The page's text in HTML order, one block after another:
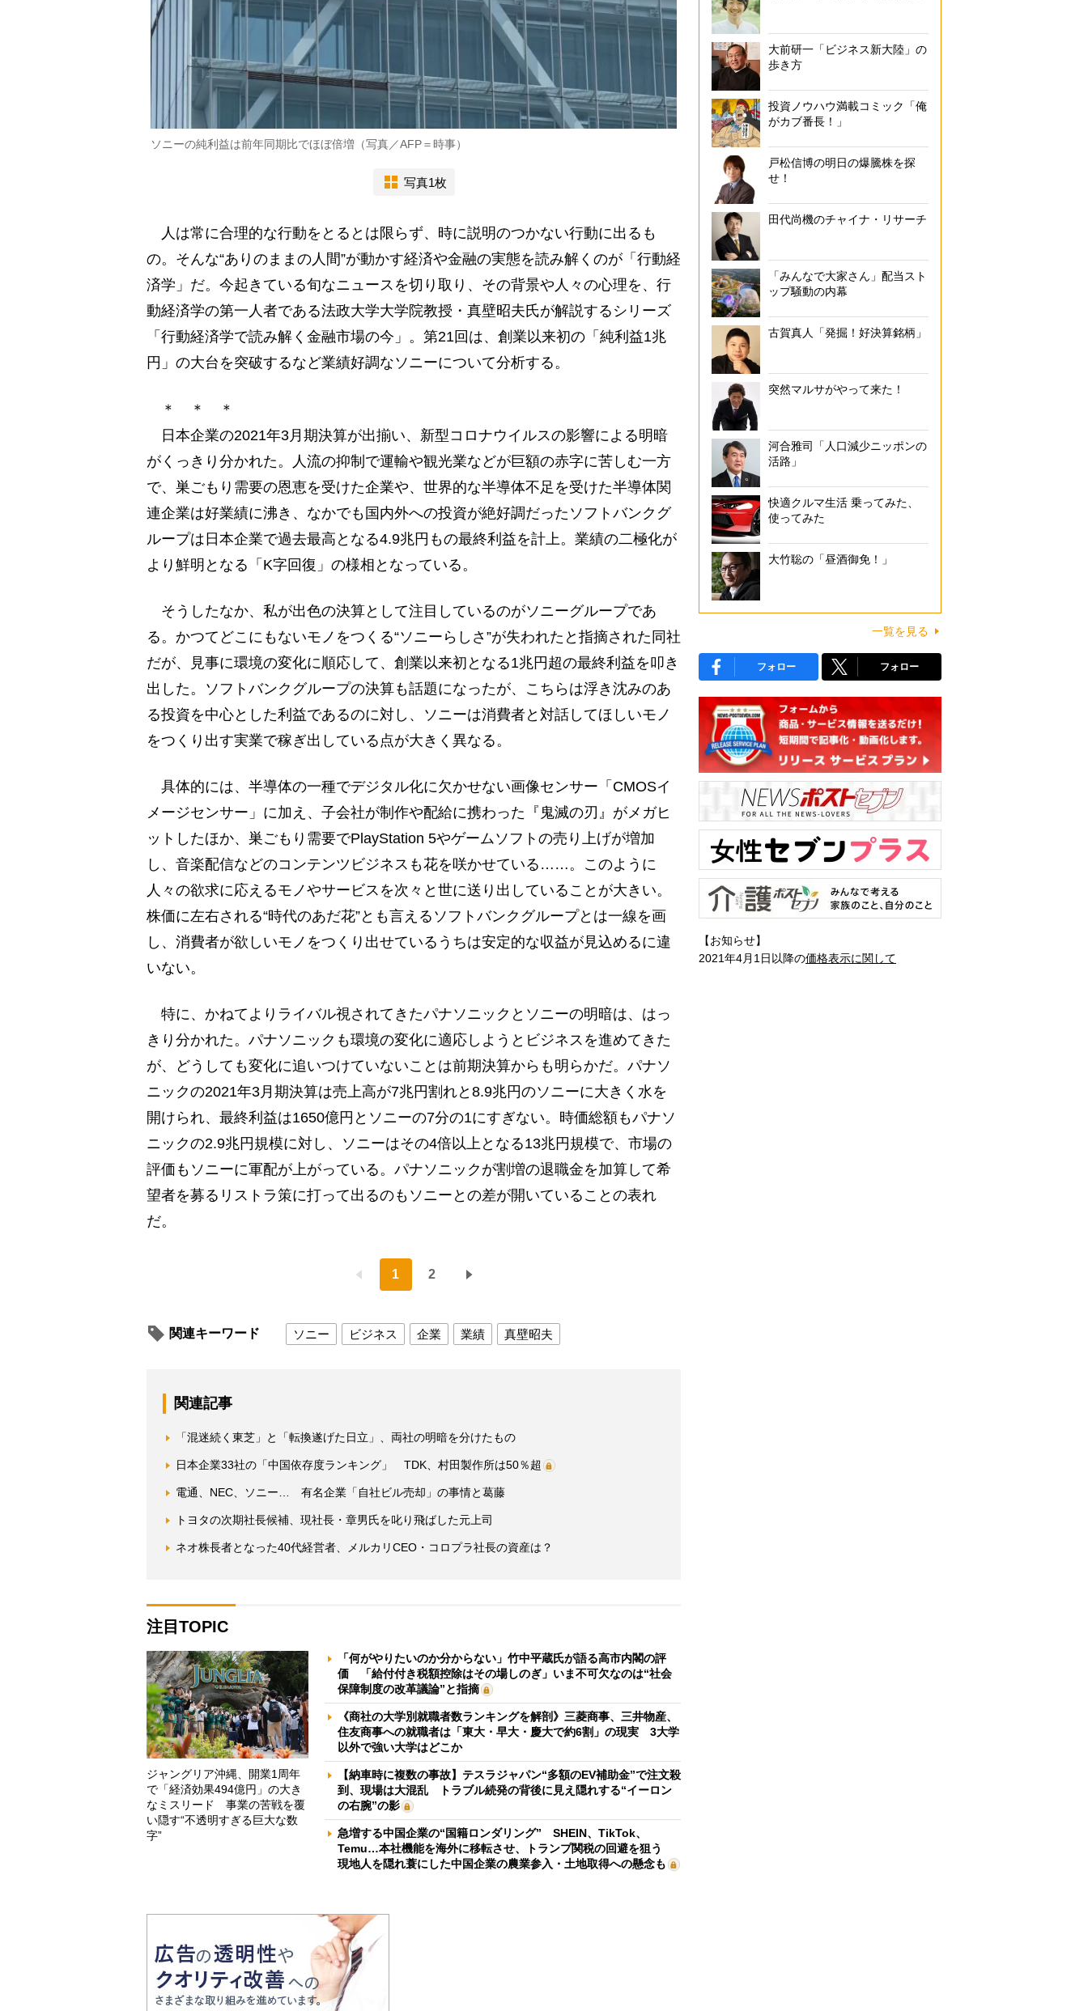
ソニーの純利益は前年同期比でほぼ倍増（写真／AFP＝時事）
写真1枚
人は常に合理的な行動をとるとは限らず、時に説明のつかない行動に出るも
の。そんな“ありのままの人間”が動かす経済や金融の実態を読み解くのが「行動経
済学」だ。今起きている旬なニュースを切り取り、その背景や人々の心理を、行
動経済学の第一人者である法政大学大学院教授・真壁昭夫氏が解説するシリーズ
「行動経済学で読み解く金融市場の今」。第21回は、創業以来初の「純利益1兆
円」の大台を突破するなど業績好調なソニーについて分析する。
＊ ＊ ＊
日本企業の2021年3月期決算が出揃い、新型コロナウイルスの影響による明暗
がくっきり分かれた。人流の抑制で運輸や観光業などが巨額の赤字に苦しむ一方
で、巣ごもり需要の恩恵を受けた企業や、世界的な半導体不足を受けた半導体関
連企業は好業績に沸き、なかでも国内外への投資が絶好調だったソフトバンクグ
ループは日本企業で過去最高となる4.9兆円もの最終利益を計上。業績の二極化が
より鮮明となる「K字回復」の様相となっている。
そうしたなか、私が出色の決算として注目しているのがソニーグループであ
る。かつてどこにもないモノをつくる“ソニーらしさ”が失われたと指摘された同社
だが、見事に環境の変化に順応して、創業以来初となる1兆円超の最終利益を叩き
出した。ソフトバンクグループの決算も話題になったが、こちらは浮き沈みのあ
る投資を中心とした利益であるのに対し、ソニーは消費者と対話してほしいモノ
をつくり出す実業で稼ぎ出している点が大きく異なる。
具体的には、半導体の一種でデジタル化に欠かせない画像センサー「CMOSイ
メージセンサー」に加え、子会社が制作や配給に携わった『鬼滅の刃』がメガヒ
ットしたほか、巣ごもり需要でPlayStation 5やゲームソフトの売り上げが増加
し、音楽配信などのコンテンツビジネスも花を咲かせている……。このように
人々の欲求に応えるモノやサービスを次々と世に送り出していることが大きい。
株価に左右される“時代のあだ花”とも言えるソフトバンクグループとは一線を画
し、消費者が欲しいモノをつくり出せているうちは安定的な収益が見込めるに違
いない。
特に、かねてよりライバル視されてきたパナソニックとソニーの明暗は、はっ
きり分かれた。パナソニックも環境の変化に適応しようとビジネスを進めてきた
が、どうしても変化に追いつけていないことは前期決算からも明らかだ。パナソ
ニックの2021年3月期決算は売上高が7兆円割れと8.9兆円のソニーに大きく水を
開けられ、最終利益は1650億円とソニーの7分の1にすぎない。時価総額もパナソ
ニックの2.9兆円規模に対し、ソニーはその4倍以上となる13兆円規模で、市場の
評価もソニーに軍配が上がっている。パナソニックが割増の退職金を加算して希
望者を募るリストラ策に打って出るのもソニーとの差が開いていることの表れ
だ。
1 2
関連キーワード ソニー ビジネス 企業 業績 真壁昭夫
関連記事
「混迷続く東芝」と「転換遂げた日立」、両社の明暗を分けたもの
日本企業33社の「中国依存度ランキング」 TDK、村田製作所は50％超
電通、NEC、ソニー… 有名企業「自社ビル売却」の事情と葛藤
トヨタの次期社長候補、現社長・章男氏を叱り飛ばした元上司
ネオ株長者となった40代経営者、メルカリCEO・コロプラ社長の資産は？
注目TOPIC
ジャングリア沖縄、開業1周年
で「経済効果494億円」の大き
なミスリード 事業の苦戦を覆
い隠す“不透明すぎる巨大な数
字”
「何がやりたいのか分からない」竹中平蔵氏が語る高市内閣の評
価 「給付付き税額控除はその場しのぎ」いま不可欠なのは“社会
保障制度の改革議論”と指摘
《商社の大学別就職者数ランキングを解剖》三菱商事、三井物産、
住友商事への就職者は「東大・早大・慶大で約6割」の現実 3大学
以外で強い大学はどこか
【納車時に複数の事故】テスラジャパン“多額のEV補助金”で注文殺
到、現場は大混乱 トラブル続発の背後に見え隠れする“イーロン
の右腕”の影
急増する中国企業の“国籍ロンダリング” SHEIN、TikTok、
Temu…本社機能を海外に移転させ、トランプ関税の回避を狙う
現地人を隠れ蓑にした中国企業の農業参入・土地取得への懸念も
大前研一「ビジネス新大陸」の
歩き方
投資ノウハウ満載コミック「俺
がカブ番長！」
戸松信博の明日の爆騰株を探
せ！
田代尚機のチャイナ・リサーチ
「みんなで大家さん」配当スト
ップ騒動の内幕
古賀真人「発掘！好決算銘柄」
突然マルサがやって来た！
河合雅司「人口減少ニッポンの
活路」
快適クルマ生活 乗ってみた、
使ってみた
大竹聡の「昼酒御免！」
一覧を見る
フォロー フォロー
【お知らせ】
2021年4月1日以降の価格表示に関して